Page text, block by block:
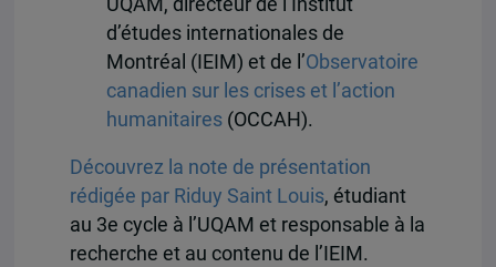
UQAM, directeur de l’Institut
d’études internationales de
Montréal (IEIM) et de l’Observatoire
canadien sur les crises et l’action
humanitaires (OCCAH).
Découvrez la note de présentation
rédigée par Riduy Saint Louis, étudiant
au 3e cycle à l’UQAM et responsable à la
recherche et au contenu de l’IEIM.